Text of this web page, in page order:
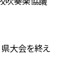
県大会を終え